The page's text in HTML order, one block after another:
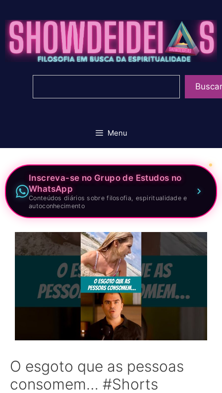
para
conteúdo
Buscar
Menu
Inscreva-se no Grupo de Estudos no
WhatsApp
Conteúdos diários sobre filosofia, espiritualidade e
autoconhecimento
O esgoto que as pessoas
consomem… #Shorts